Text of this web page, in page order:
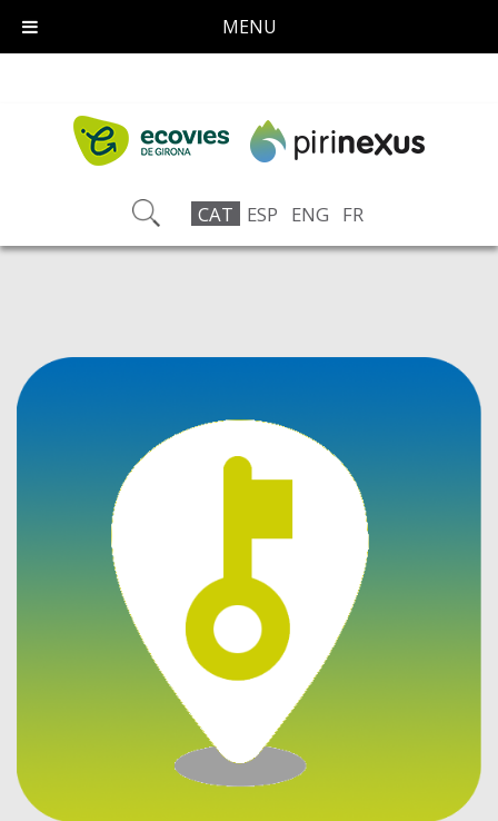
CAT ESP ENG FR
MENU